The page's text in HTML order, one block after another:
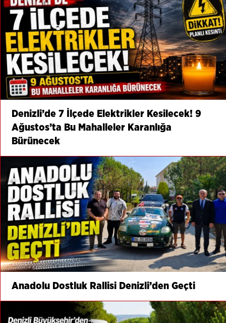
Denizli’de 7 İlçede Elektrikler Kesilecek! 9
Ağustos’ta Bu Mahalleler Karanlığa
Bürünecek
Anadolu Dostluk Rallisi Denizli’den Geçti